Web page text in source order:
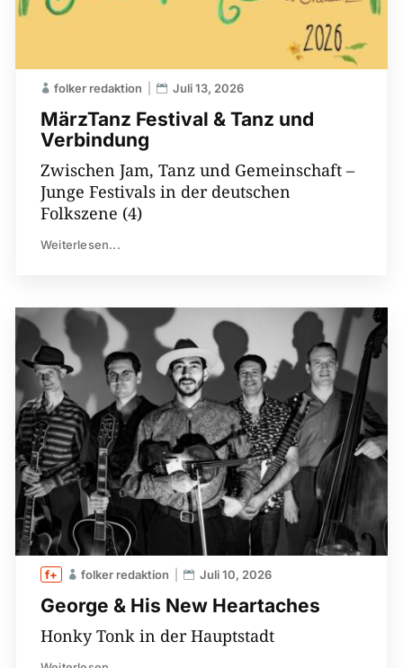
MärzTanz Festival & Tanz und
Verbindung
folker redaktion Juli 13, 2026
Zwischen Jam, Tanz und Gemeinschaft –
Junge Festivals in der deutschen
Folkszene (4)
Weiterlesen...
George & His New Heartaches
folker redaktion Juli 10, 2026
Honky Tonk in der Hauptstadt